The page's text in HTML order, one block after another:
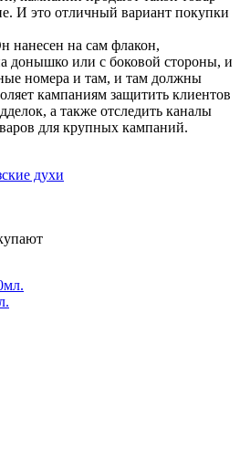
И это отличный вариант покупки
на сам флакон,
донышко или с боковой стороны, и
номера и там, и там должны
кампаниям защитить клиентов
а также отследить каналы
для крупных кампаний.
духи